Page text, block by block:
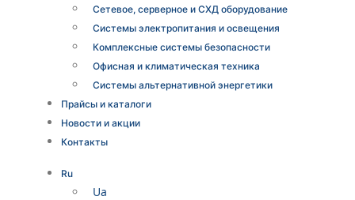
Сетевое, серверное и СХД оборудование
Системы электропитания и освещения
Комплексные системы безопасности
Офисная и климатическая техника
Системы альтернативной энергетики
Прайсы и каталоги
Новости и акции
Контакты
Ru
Ua